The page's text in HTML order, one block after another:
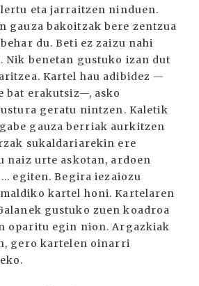
eta jarraitzen ninduen.
gauza bakoitzak bere zentzua
du. Beti ez zaizu nahi
Nik benetan gustuko izan dut
Kartel hau adibidez —
erakutsiz—, asko
geratu nintzen. Kaletik
gauza berriak aurkitzen
sukaldariarekin ere
naiz urte askotan, ardoen
egiten. Begira iezaiozu
kartel honi. Kartelaren
gustuko zuen koadroa
oparitu egin nion. Argazkiak
gero kartelen oinarri